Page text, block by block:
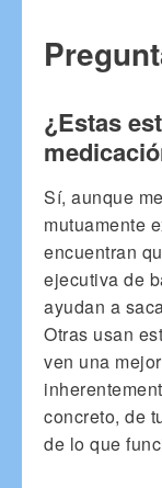
¿Estas
Sí, aunque
mutuamente
encuentran
ejecutiva de
ayudan a
Otras usan
ven una
concreto, de
de lo que